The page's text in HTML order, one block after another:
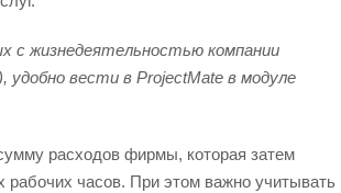
с жизнедеятельностью компании
удобно вести вProjectMate в модуле
расходов фирмы, которая затем
рабочих часов. При этом важно учитывать